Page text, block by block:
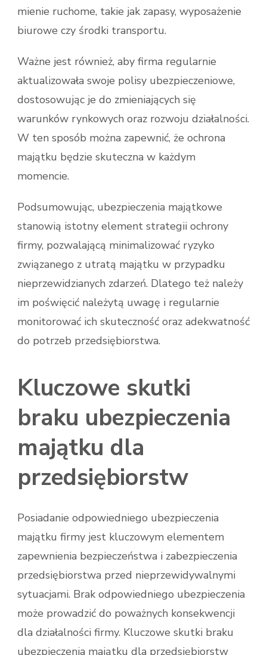
mienie ruchome, takie jak zapasy, wyposażenie
biurowe czy środki transportu.
Ważne jest również, aby firma regularnie
aktualizowała swoje polisy ubezpieczeniowe,
dostosowując je do zmieniających się
warunków rynkowych oraz rozwoju działalności.
W ten sposób można zapewnić, że ochrona
majątku będzie skuteczna w każdym
momencie.
Podsumowując, ubezpieczenia majątkowe
stanowią istotny element strategii ochrony
firmy, pozwalającą minimalizować ryzyko
związanego z utratą majątku w przypadku
nieprzewidzianych zdarzeń. Dlatego też należy
im poświęcić należytą uwagę i regularnie
monitorować ich skuteczność oraz adekwatność
do potrzeb przedsiębiorstwa.
Kluczowe skutki
braku ubezpieczenia
majątku dla
przedsiębiorstw
Posiadanie odpowiedniego ubezpieczenia
majątku firmy jest kluczowym elementem
zapewnienia bezpieczeństwa i zabezpieczenia
przedsiębiorstwa przed nieprzewidywalnymi
sytuacjami. Brak odpowiedniego ubezpieczenia
może prowadzić do poważnych konsekwencji
dla działalności firmy. Kluczowe skutki braku
ubezpieczenia majątku dla przedsiębiorstw